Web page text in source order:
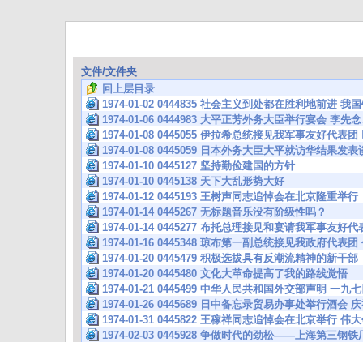
文件/文件夹
回上层目录
1974-01-02 0444835 社会主义到处都在胜利地前进 我
1974-01-06 0444983 大平正芳外务大臣举行宴会 李先
1974-01-08 0445055 伊拉希总统接见我军事友好代表
1974-01-08 0445059 日本外务大臣大平就访华结果发
1974-01-10 0445127 坚持勤俭建国的方针
1974-01-10 0445138 天下大乱形势大好
1974-01-12 0445193 王树声同志追悼会在北京隆重举行
1974-01-14 0445267 无标题音乐没有阶级性吗？
1974-01-14 0445277 布托总理接见和宴请我军事友好
1974-01-16 0445348 琼布第一副总统接见我政府代表
1974-01-20 0445479 积极选拔具有反潮流精神的新干部
1974-01-20 0445480 文化大革命提高了我的路线觉悟
1974-01-21 0445499 中华人民共和国外交部声明 一九
1974-01-26 0445689 日中备忘录贸易办事处举行酒会
1974-01-31 0445822 王稼祥同志追悼会在北京举行 伟
1974-02-03 0445928 争做时代的劲松——上海第三钢铁